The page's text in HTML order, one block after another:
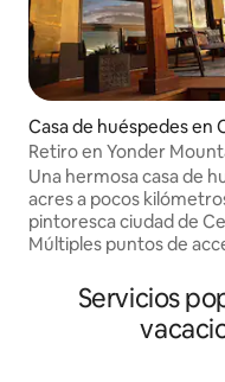
Casa de huéspedes en
aredge
Retiro en Yonder
Una hermosa casa de
acres a pocos
pintoresca ciudad de
Múltiples puntos de
para motos de nieve,
motociclismo,
utilitarios, pesca y caza. ¡Aparcamiento
Servicios